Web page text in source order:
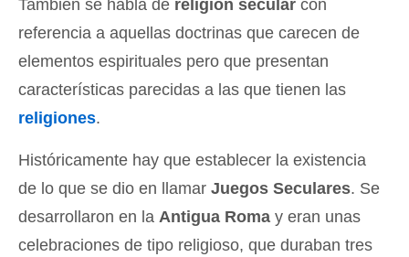
También se habla de religión secular con
referencia a aquellas doctrinas que carecen de
elementos espirituales pero que presentan
características parecidas a las que tienen las
religiones.
Históricamente hay que establecer la existencia
de lo que se dio en llamar Juegos Seculares. Se
desarrollaron en la Antigua Roma y eran unas
celebraciones de tipo religioso, que duraban tres